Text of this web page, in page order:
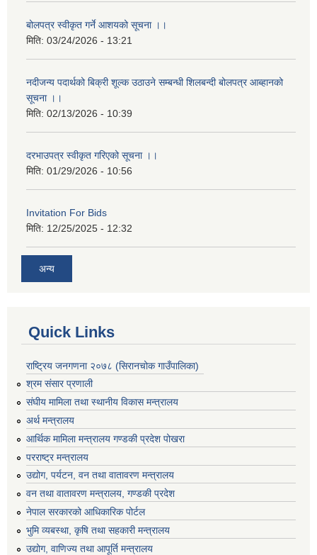
बोलपत्र स्वीकृत गर्ने आशयको सूचना ।।
मिति: 03/24/2026 - 13:21
नदीजन्य पदार्थको बिक्री शूल्क उठाउने सम्बन्धी शिलबन्दी बोलपत्र आब्हानको
सूचना ।।
मिति: 02/13/2026 - 10:39
दरभाउपत्र स्वीकृत गरिएको सूचना ।।
मिति: 01/29/2026 - 10:56
Invitation For Bids
मिति: 12/25/2025 - 12:32
अन्य
Quick Links
राष्ट्रिय जनगणना २०७८ (सिरानचोक गाउँपालिका)
श्रम संसार प्रणाली
संघीय मामिला तथा स्थानीय विकास मन्त्रालय
अर्थ मन्त्रालय
आर्थिक मामिला मन्त्रालय गण्डकी प्रदेश पोखरा
परराष्ट्र मन्त्रालय
उद्योग, पर्यटन, वन तथा वातावरण मन्त्रालय
वन तथा वातावरण मन्त्रालय, गण्डकी प्रदेश
नेपाल सरकारको आधिकारिक पोर्टल
भुमि व्यबस्था, कृषि तथा सहकारी मन्त्रालय
उद्योग, वाणिज्य तथा आपूर्ति मन्त्रालय